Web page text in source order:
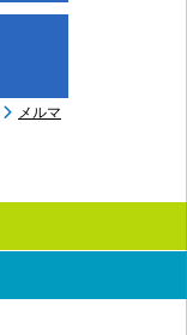
メルマ